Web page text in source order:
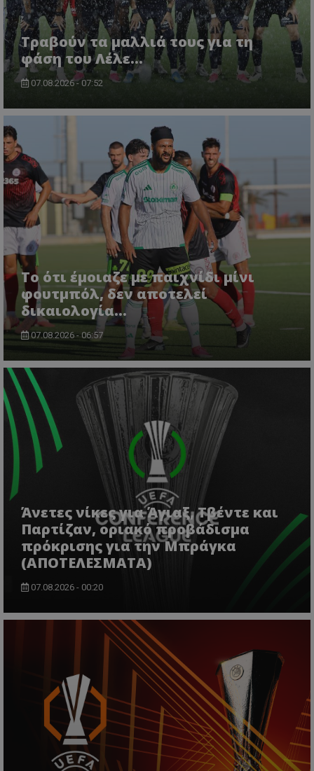
Τραβούν τα μαλλιά τους για τη
φάση του Λέλε…
07.08.2026 - 07:52
Το ότι έμοιαζε με παιχνίδι μίνι
φουτμπόλ, δεν αποτελεί
δικαιολογία…
07.08.2026 - 06:57
Άνετες νίκες για Άγιαξ, Τβέντε και
Παρτίζαν, οριακό προβάδισμα
πρόκρισης για την Μπράγκα
(ΑΠΟΤΕΛΕΣΜΑΤΑ)
07.08.2026 - 00:20